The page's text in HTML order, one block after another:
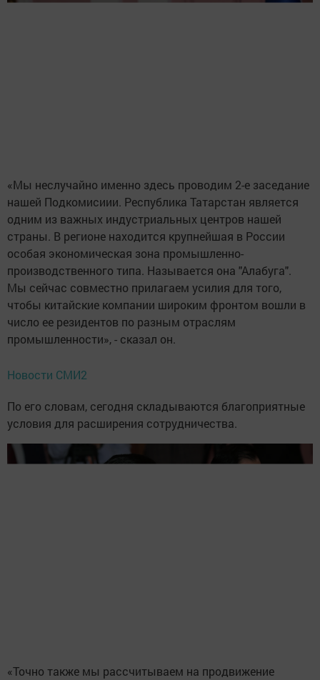
«Мы неслучайно именно здесь проводим 2-е заседание
нашей Подкомисиии. Республика Татарстан является
одним из важных индустриальных центров нашей
страны. В регионе находится крупнейшая в России
особая экономическая зона промышленно-
производственного типа. Называется она "Алабуга".
Мы сейчас совместно прилагаем усилия для того,
чтобы китайские компании широким фронтом вошли в
число ее резидентов по разным отраслям
промышленности», - сказал он.
Новости СМИ2
По его словам, сегодня складываются благоприятные
условия для расширения сотрудничества.
«Точно также мы рассчитываем на продвижение